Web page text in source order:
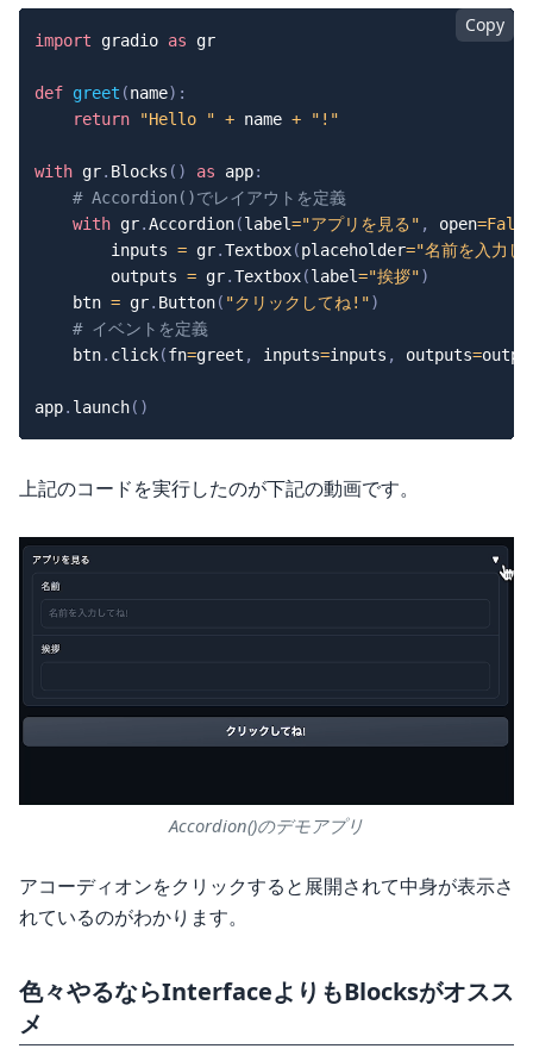
Copy
import gradio as gr
def greet (name) :
return
"Hello " + name + "!"
with gr. Blocks ( ) as app:
# Accordion()でレイアウトを定義
with gr.Accordion(label="アプリを見る" , open=False
        inputs
= gr.Textbox(placeholder="名前を入力
        outputs
= gr.Textbox(label="挨拶")
    btn
= gr. Button( "クリックしてね!")
# イベントを定義
    btn
. click(fn=greet , inputs=inputs , outputs=
app. launch( )
上記のコードを実行したのが下記の動画です。
Accordion()のデモアプリ
アコーディオンをクリックすると展開されて中身が表示さ
れているのがわかります。
色々やるならInterfaceよりもBlocksがオスス
メ